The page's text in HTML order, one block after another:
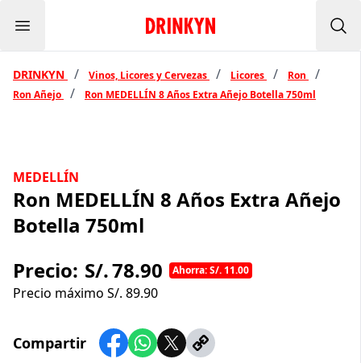
Menu Inicio Drinkyn
DRINKYN / Vinos, Licores y Cervezas / Licores / Ron /
Ron Añejo / Ron MEDELLÍN 8 Años Extra Añejo Botella 750ml
MEDELLÍN
Ron MEDELLÍN 8 Años Extra Añejo
Botella 750ml
Precio: S/.78.90 Ahorra: S/. 11.00
Precio máximo S/. 89.90
Compartir